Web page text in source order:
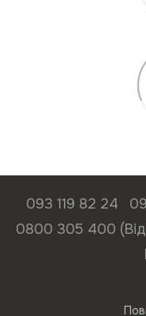
093 119 82 24
0800 305 400